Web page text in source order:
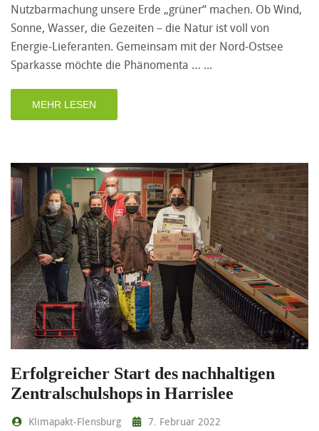
Nutzbarmachung unsere Erde „grüner“ machen. Ob Wind,
Sonne, Wasser, die Gezeiten – die Natur ist voll von
Energie-Lieferanten. Gemeinsam mit der Nord-Ostsee
Sparkasse möchte die Phänomenta …
MEHR LESEN
Erfolgreicher Start des nachhaltigen
Zentralschulshops in Harrislee
Klimapakt-Flensburg
7. Februar 2022